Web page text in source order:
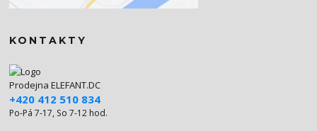
KONTAKTY
Prodejna ELEFANT.DC
+420 412 510 834
Po-Pá 7-17, So 7-12 hod.